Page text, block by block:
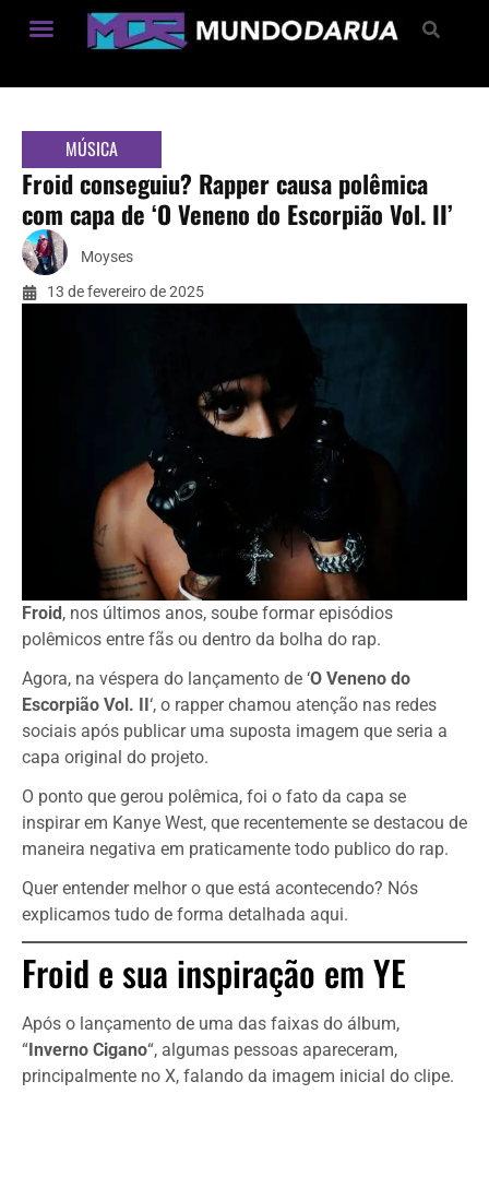
MÚSICA
Froid conseguiu? Rapper causa polêmica
com capa de ‘O Veneno do Escorpião Vol. II’
Moyses
13 de fevereiro de 2025
Froid, nos últimos anos, soube formar episódios
polêmicos entre fãs ou dentro da bolha do rap.
Agora, na véspera do lançamento de ‘O Veneno do
Escorpião Vol. II‘, o rapper chamou atenção nas redes
sociais após publicar uma suposta imagem que seria a
capa original do projeto.
O ponto que gerou polêmica, foi o fato da capa se
inspirar em Kanye West, que recentemente se destacou de
maneira negativa em praticamente todo publico do rap.
Quer entender melhor o que está acontecendo? Nós
explicamos tudo de forma detalhada aqui.
Froid e sua inspiração em YE
Após o lançamento de uma das faixas do álbum,
“Inverno Cigano“, algumas pessoas apareceram,
principalmente no X, falando da imagem inicial do clipe.